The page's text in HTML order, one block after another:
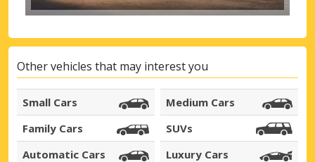
Other vehicles that may interest you
Small Cars
Medium Cars
Family Cars
SUVs
Automatic Cars
Luxury Cars